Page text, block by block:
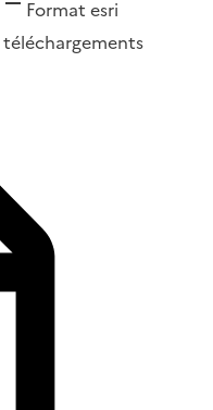
Format esri
téléchargements